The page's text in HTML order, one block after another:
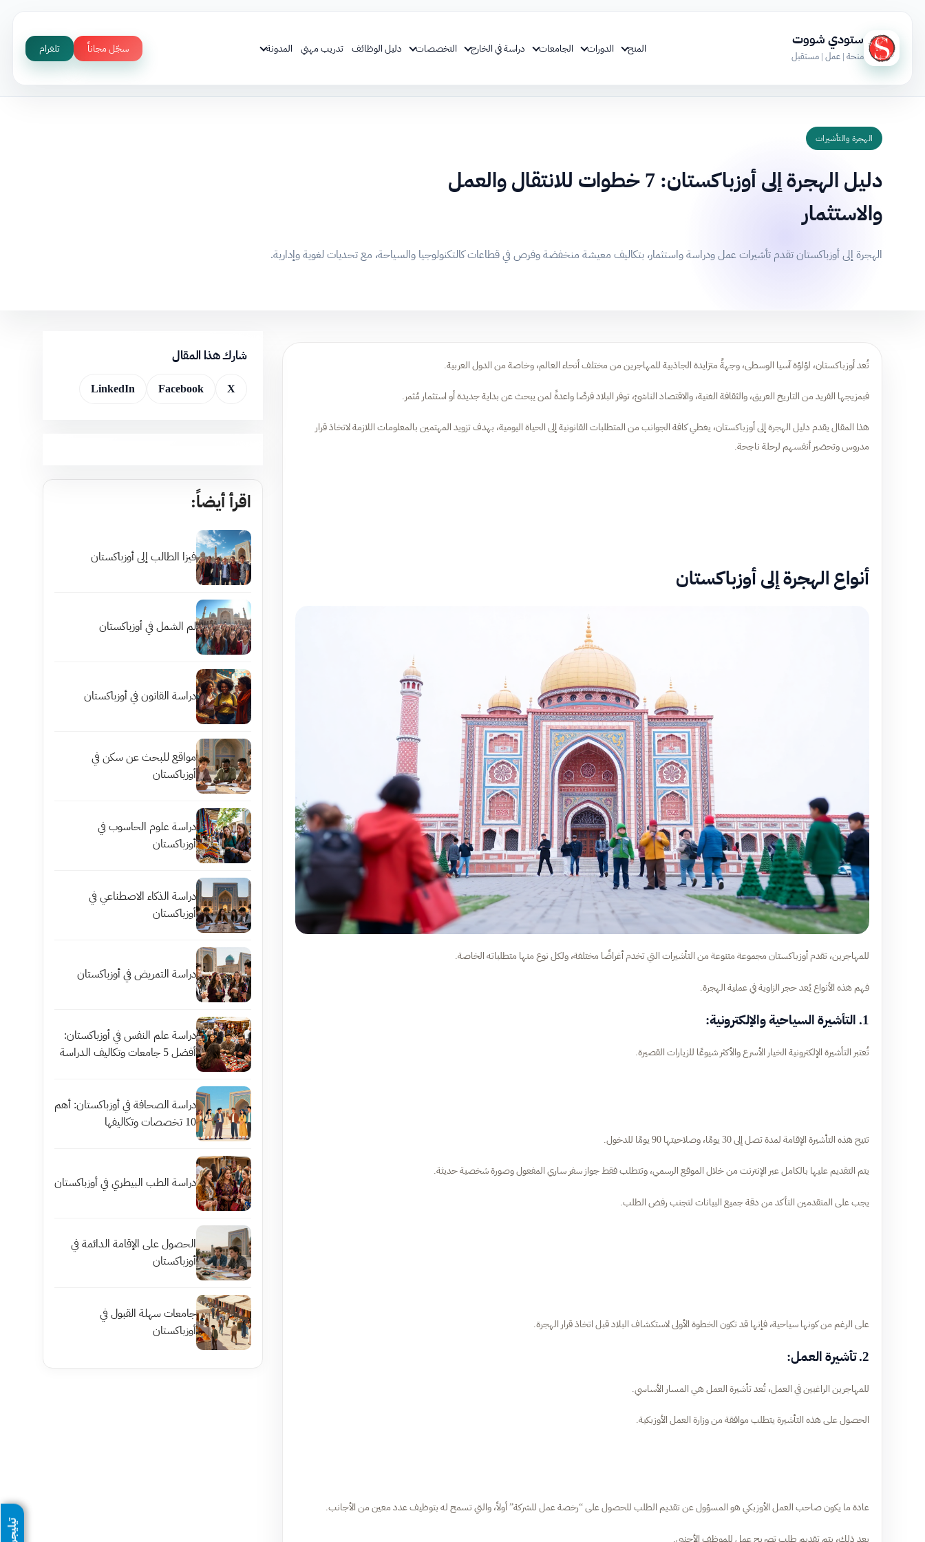
ستودي شووت
منحة | عمل | مستقبل
المنح الدورات الجامعات دراسة في الخارج التخصصات دليل الوظائف تدريب مهني المدونة سجّل مجاناً تلغرام
الهجرة والتأشيرات
دليل الهجرة إلى أوزباكستان: 7 خطوات للانتقال والعمل
والاستثمار
الهجرة إلى أوزباكستان تقدم تأشيرات عمل ودراسة واستثمار، بتكاليف معيشة منخفضة وفرص في قطاعات كالتكنولوجيا والسياحة، مع تحديات لغوية وإدارية.
تُعد أوزباكستان، لؤلؤة آسيا الوسطى، وجهةً متزايدة الجاذبية للمهاجرين من مختلف أنحاء العالم، وخاصة من الدول العربية.
فبمزيجها الفريد من التاريخ العريق، والثقافة الغنية، والاقتصاد الناشئ، توفر البلاد فرصًا واعدةً لمن يبحث عن بداية جديدة أو استثمار مُثمر.
هذا المقال يقدم دليل الهجرة إلى أوزباكستان، يغطي كافة الجوانب من المتطلبات القانونية إلى الحياة اليومية، بهدف تزويد المهتمين بالمعلومات اللازمة لاتخاذ قرار
مدروس وتحضير أنفسهم لرحلة ناجحة.
أنواع الهجرة إلى أوزباكستان
للمهاجرين، تقدم أوزباكستان مجموعة متنوعة من التأشيرات التي تخدم أغراضًا مختلفة، ولكل نوع منها متطلباته الخاصة.
فهم هذه الأنواع يُعد حجر الزاوية في عملية الهجرة.
1. التأشيرة السياحية والإلكترونية:
تُعتبر التأشيرة الإلكترونية الخيار الأسرع والأكثر شيوعًا للزيارات القصيرة.
تتيح هذه التأشيرة الإقامة لمدة تصل إلى 30 يومًا، وصلاحيتها 90 يومًا للدخول.
يتم التقديم عليها بالكامل عبر الإنترنت من خلال الموقع الرسمي، وتتطلب فقط جواز سفر ساري المفعول وصورة شخصية حديثة.
يجب على المتقدمين التأكد من دقة جميع البيانات لتجنب رفض الطلب.
على الرغم من كونها سياحية، فإنها قد تكون الخطوة الأولى لاستكشاف البلاد قبل اتخاذ قرار الهجرة.
2. تأشيرة العمل:
للمهاجرين الراغبين في العمل، تُعد تأشيرة العمل هي المسار الأساسي.
الحصول على هذه التأشيرة يتطلب موافقة من وزارة العمل الأوزبكية.
عادة ما يكون صاحب العمل الأوزبكي هو المسؤول عن تقديم الطلب للحصول على “رخصة عمل للشركة” أولاً، والتي تسمح له بتوظيف عدد معين من الأجانب.
بعد ذلك، يتم تقديم طلب تصريح عمل للموظف الأجنبي.
شارك هذا المقال
X
Facebook
LinkedIn
اقرأ أيضاً:
فيزا الطالب إلى أوزباكستان
لم الشمل في أوزباكستان
دراسة القانون في أوزباكستان
مواقع للبحث عن سكن في
أوزباكستان
دراسة علوم الحاسوب في
أوزباكستان
دراسة الذكاء الاصطناعي في
أوزباكستان
دراسة التمريض في أوزباكستان
دراسة علم النفس في أوزباكستان:
أفضل 5 جامعات وتكاليف الدراسة
دراسة الصحافة في أوزباكستان: أهم
10 تخصصات وتكاليفها
دراسة الطب البيطري في أوزباكستان
الحصول على الإقامة الدائمة في
أوزباكستان
جامعات سهلة القبول في
أوزباكستان